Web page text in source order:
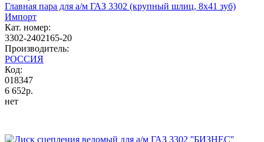
Главная пара для а/м ГАЗ 3302 (крупный шлиц, 8х41 зуб)
Импорт
Кат. номер:
3302-2402165-20
Производитель:
РОССИЯ
Код:
018347
6 652р.
нет